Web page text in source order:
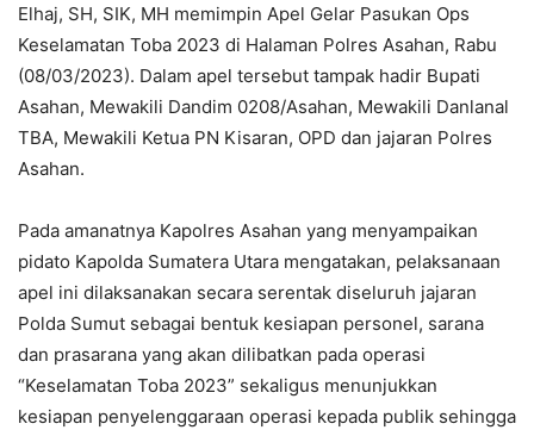
Elhaj, SH, SIK, MH memimpin Apel Gelar Pasukan Ops
Keselamatan Toba 2023 di Halaman Polres Asahan, Rabu
(08/03/2023). Dalam apel tersebut tampak hadir Bupati
Asahan, Mewakili Dandim 0208/Asahan, Mewakili Danlanal
TBA, Mewakili Ketua PN Kisaran, OPD dan jajaran Polres
Asahan.
Pada amanatnya Kapolres Asahan yang menyampaikan
pidato Kapolda Sumatera Utara mengatakan, pelaksanaan
apel ini dilaksanakan secara serentak diseluruh jajaran
Polda Sumut sebagai bentuk kesiapan personel, sarana
dan prasarana yang akan dilibatkan pada operasi
“Keselamatan Toba 2023” sekaligus menunjukkan
kesiapan penyelenggaraan operasi kepada publik sehingga